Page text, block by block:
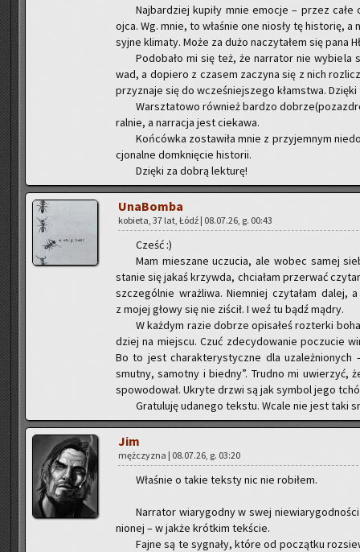
Naj­bar­dziej ku­pi­ły mnie emo­cje – przez
ojca. Wg. mnie, to wła­śnie one nio­sły tę hi­sto­rię,
syj­ne kli­ma­ty. Może za dużo na­czy­ta­łem się pana
Po­do­ba­ło mi się też, że nar­ra­tor nie wy­bie­la
wad, a do­pie­ro z cza­sem za­czy­na się z nich
przy­zna­je się do wcze­śniej­sze­go kłam­stwa.
Warsz­ta­to­wo rów­nież bar­dzo
ral­nie, a nar­ra­cja jest cie­ka­wa.
Koń­ców­ka zo­sta­wi­ła mnie z przy­jem­nym
cjo­nal­ne do­mknię­cie hi­sto­rii.
Dzię­ki za dobrą lek­tu­rę!
Una­Bom­ba
ko­bie­ta, 37 lat, Łódź | 08.07.26, g. 00:43
Cześć :)
Mam mie­sza­ne uczu­cia, ale wobec samej
sta­nie się jakaś krzyw­da, chcia­łam prze­rwać
szcze­gól­nie wraż­li­wa. Nie­mniej czy­ta­łam dalej,
z mojej głowy się nie zi­ścił. I weź tu bądź mądry.
W każ­dym razie do­brze opi­sa­łeś roz­ter­ki
dziej na miej­scu. Czuć zde­cy­do­wa­nie po­czu­cie
Bo to jest cha­rak­te­ry­stycz­ne dla
smut­ny, sa­mot­ny i bied­ny”. Trud­no mi uwie­rzyć,
spo­wo­do­wał. Ukry­te drzwi są jak sym­bol jego
Gra­tu­lu­ję uda­ne­go tek­stu. Wcale nie jest taki
Jim
męż­czy­zna | 08.07.26, g. 03:20
Wła­śnie o takie tek­sty nic nie ro­bi­łem.
Nar­ra­tor wia­ry­god­ny w swej
nio­nej – w jakże krót­kim tek­ście.
Fajne są te sy­gna­ły, które od po­cząt­ku